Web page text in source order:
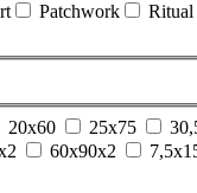
Patchwork Ritual
20x60 25x75
60x90x2